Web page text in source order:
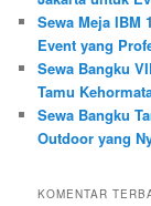
Sewa Meja IBM
Event yang
Sewa Bangku
Tamu
Sewa Bangku
Outdoor yang
KOMENTAR